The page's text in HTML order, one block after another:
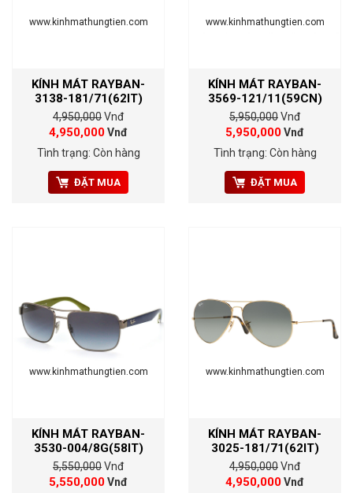
www.kinhmathungtien.com
KÍNH MÁT RAYBAN-
3138-181/71(62IT)
4,950,000Vnđ
4,950,000Vnđ
Tình trạng: Còn hàng
ĐẶT MUA
www.kinhmathungtien.com
KÍNH MÁT RAYBAN-
3569-121/11(59CN)
5,950,000Vnđ
5,950,000Vnđ
Tình trạng: Còn hàng
ĐẶT MUA
www.kinhmathungtien.com
KÍNH MÁT RAYBAN-
3530-004/8G(58IT)
5,550,000Vnđ
5,550,000Vnđ
www.kinhmathungtien.com
KÍNH MÁT RAYBAN-
3025-181/71(62IT)
4,950,000Vnđ
4,950,000Vnđ